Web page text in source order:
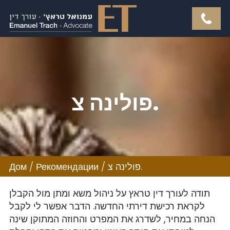
פולינה צ.
Дом / Рекомендации / פולינה צ.
תודה לעורך דין טראץ על ניהול משא ומתן מול הקבלן
לקראת רכישת דירתי החדשה. הדבר אפשר לי לקבל
הנחה במחיר, לשדרג את המפרט והחוזה המתוקן שינה